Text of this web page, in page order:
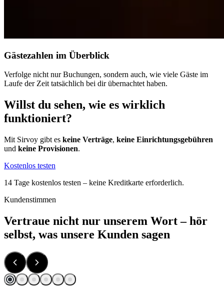
Gästezahlen im Überblick
Verfolge nicht nur Buchungen, sondern auch, wie viele Gäste im
Laufe der Zeit tatsächlich bei dir übernachtet haben.
Willst du sehen, wie es wirklich
funktioniert?
Mit Sirvoy gibt es keine Verträge, keine Einrichtungsgebühren
und keine Provisionen.
Kostenlos testen
14 Tage kostenlos testen – keine Kreditkarte erforderlich.
Kundenstimmen
Vertraue nicht nur unserem Wort – hör
selbst, was unsere Kunden sagen